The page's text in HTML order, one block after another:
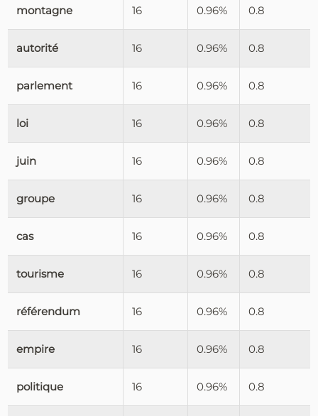
montagne 16 0.96% 0.8
autorité 16 0.96% 0.8
parlement 16 0.96% 0.8
loi 16 0.96% 0.8
juin 16 0.96% 0.8
groupe 16 0.96% 0.8
cas 16 0.96% 0.8
tourisme 16 0.96% 0.8
référendum 16 0.96% 0.8
empire 16 0.96% 0.8
politique 16 0.96% 0.8